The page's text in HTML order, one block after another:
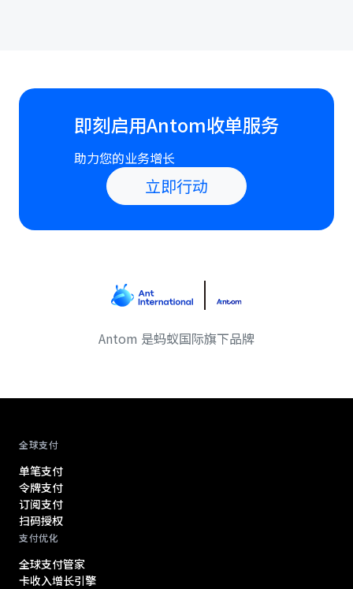
即刻启用Antom收单服务
助力您的业务增长
立即行动
Antom 是蚂蚁国际旗下品牌
全球支付
单笔支付
令牌支付
订阅支付
扫码授权
支付优化
全球支付管家
卡收入增长引擎